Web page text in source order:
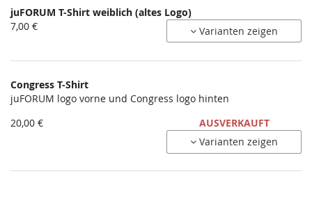
juFORUM T-Shirt weiblich (altes Logo)
7,00 €
Varianten zeigen
Congress T-Shirt
juFORUM logo vorne und Congress logo hinten
20,00 €
AUSVERKAUFT
Varianten zeigen